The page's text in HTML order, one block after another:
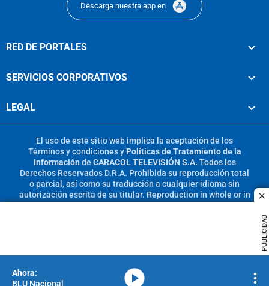
PUBLICIDAD
Descarga nuestra app en
RED DE PORTALES
SERVICIOS CORPORATIVOS
LEGAL
El uso de este sitio web implica la aceptación de los
Términos y condicionesy Políticas de Tratamiento de la
Información de CARACOL TELEVISIÓN S.A. Todos los
Derechos Reservados D.R.A. Prohibida su reproducción total
o parcial, así como su traducción a cualquier idioma sin
autorización escrita de su titular. Reproduction in whole or in
BLU Nacional